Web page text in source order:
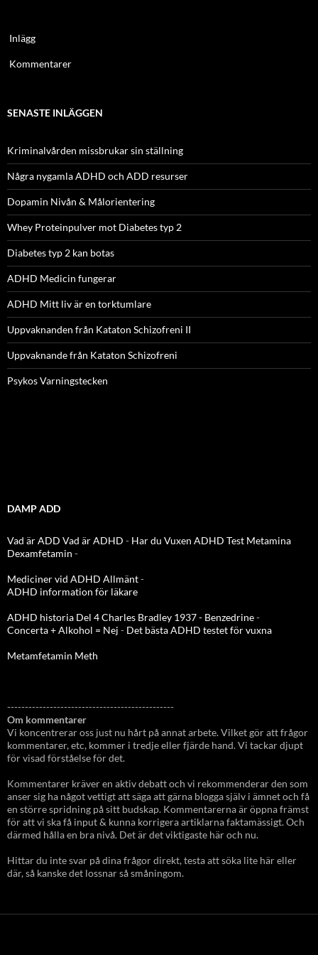
Inlägg
Kommentarer
SENASTE INLÄGGEN
Kriminalvården missbrukar sin ställning
Några nygamla ADHD och ADD resurser
Dopamin Nivån & Målorientering
Whey Proteinpulver mot Diabetes typ 2
Diabetes typ 2 kan botas
ADHD Medicin fungerar
ADHD Mitt liv är en torktumlare
Uppvaknanden från Kataton Schizofreni II
Uppvaknande från Kataton Schizofreni
Psykos Varningstecken
DAMP ADD
Vad är ADD Vad är ADHD - Har du Vuxen ADHD Test Metamina
Dexamfetamin -
Mediciner vid ADHD Allmänt-
ADHD information för läkare
ADHD historia Del 4 Charles Bradley 1937 - Benzedrine-
Concerta + Alkohol = Nej - Det bästa ADHD testet för vuxna
Metamfetamin Meth
-----------------------------------------------
Om kommentarer
Vi koncentrerar oss just nu hårt på annat arbete. Vilket gör att frågor
kommentarer, etc, kommer i tredje eller fjärde hand. Vi tackar djupt
för visad förståelse för det.
Kommentarer kräver en aktiv debatt och vi rekommenderar den som
anser sig ha något vettigt att säga att gärna blogga själv i ämnet och få
en större spridning på sitt budskap. Kommentarerna är öppna främst
för att vi ska få input & kunna korrigera artiklarna faktamässigt. Och
därmed hålla en bra nivå. Det är det viktigaste här och nu.
Hittar du inte svar på dina frågor direkt, testa att söka lite här eller
där, så kanske det lossnar så småningom.